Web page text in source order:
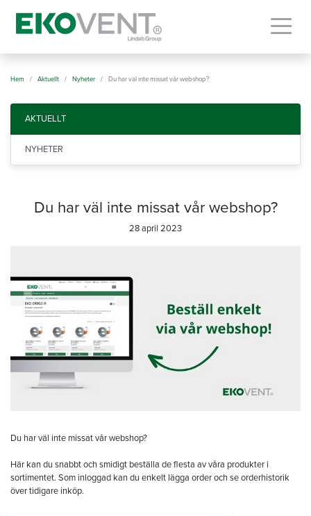
Hem Aktuellt Nyheter Du har väl inte missat vår webshop?
AKTUELLT
NYHETER
Du har väl inte missat vår webshop?
28 april 2023
Du har väl inte missat vår webshop?
Här kan du snabbt och smidigt beställa de flesta av våra produkter i
sortimentet. Som inloggad kan du enkelt lägga order och se orderhistorik
över tidigare inköp.